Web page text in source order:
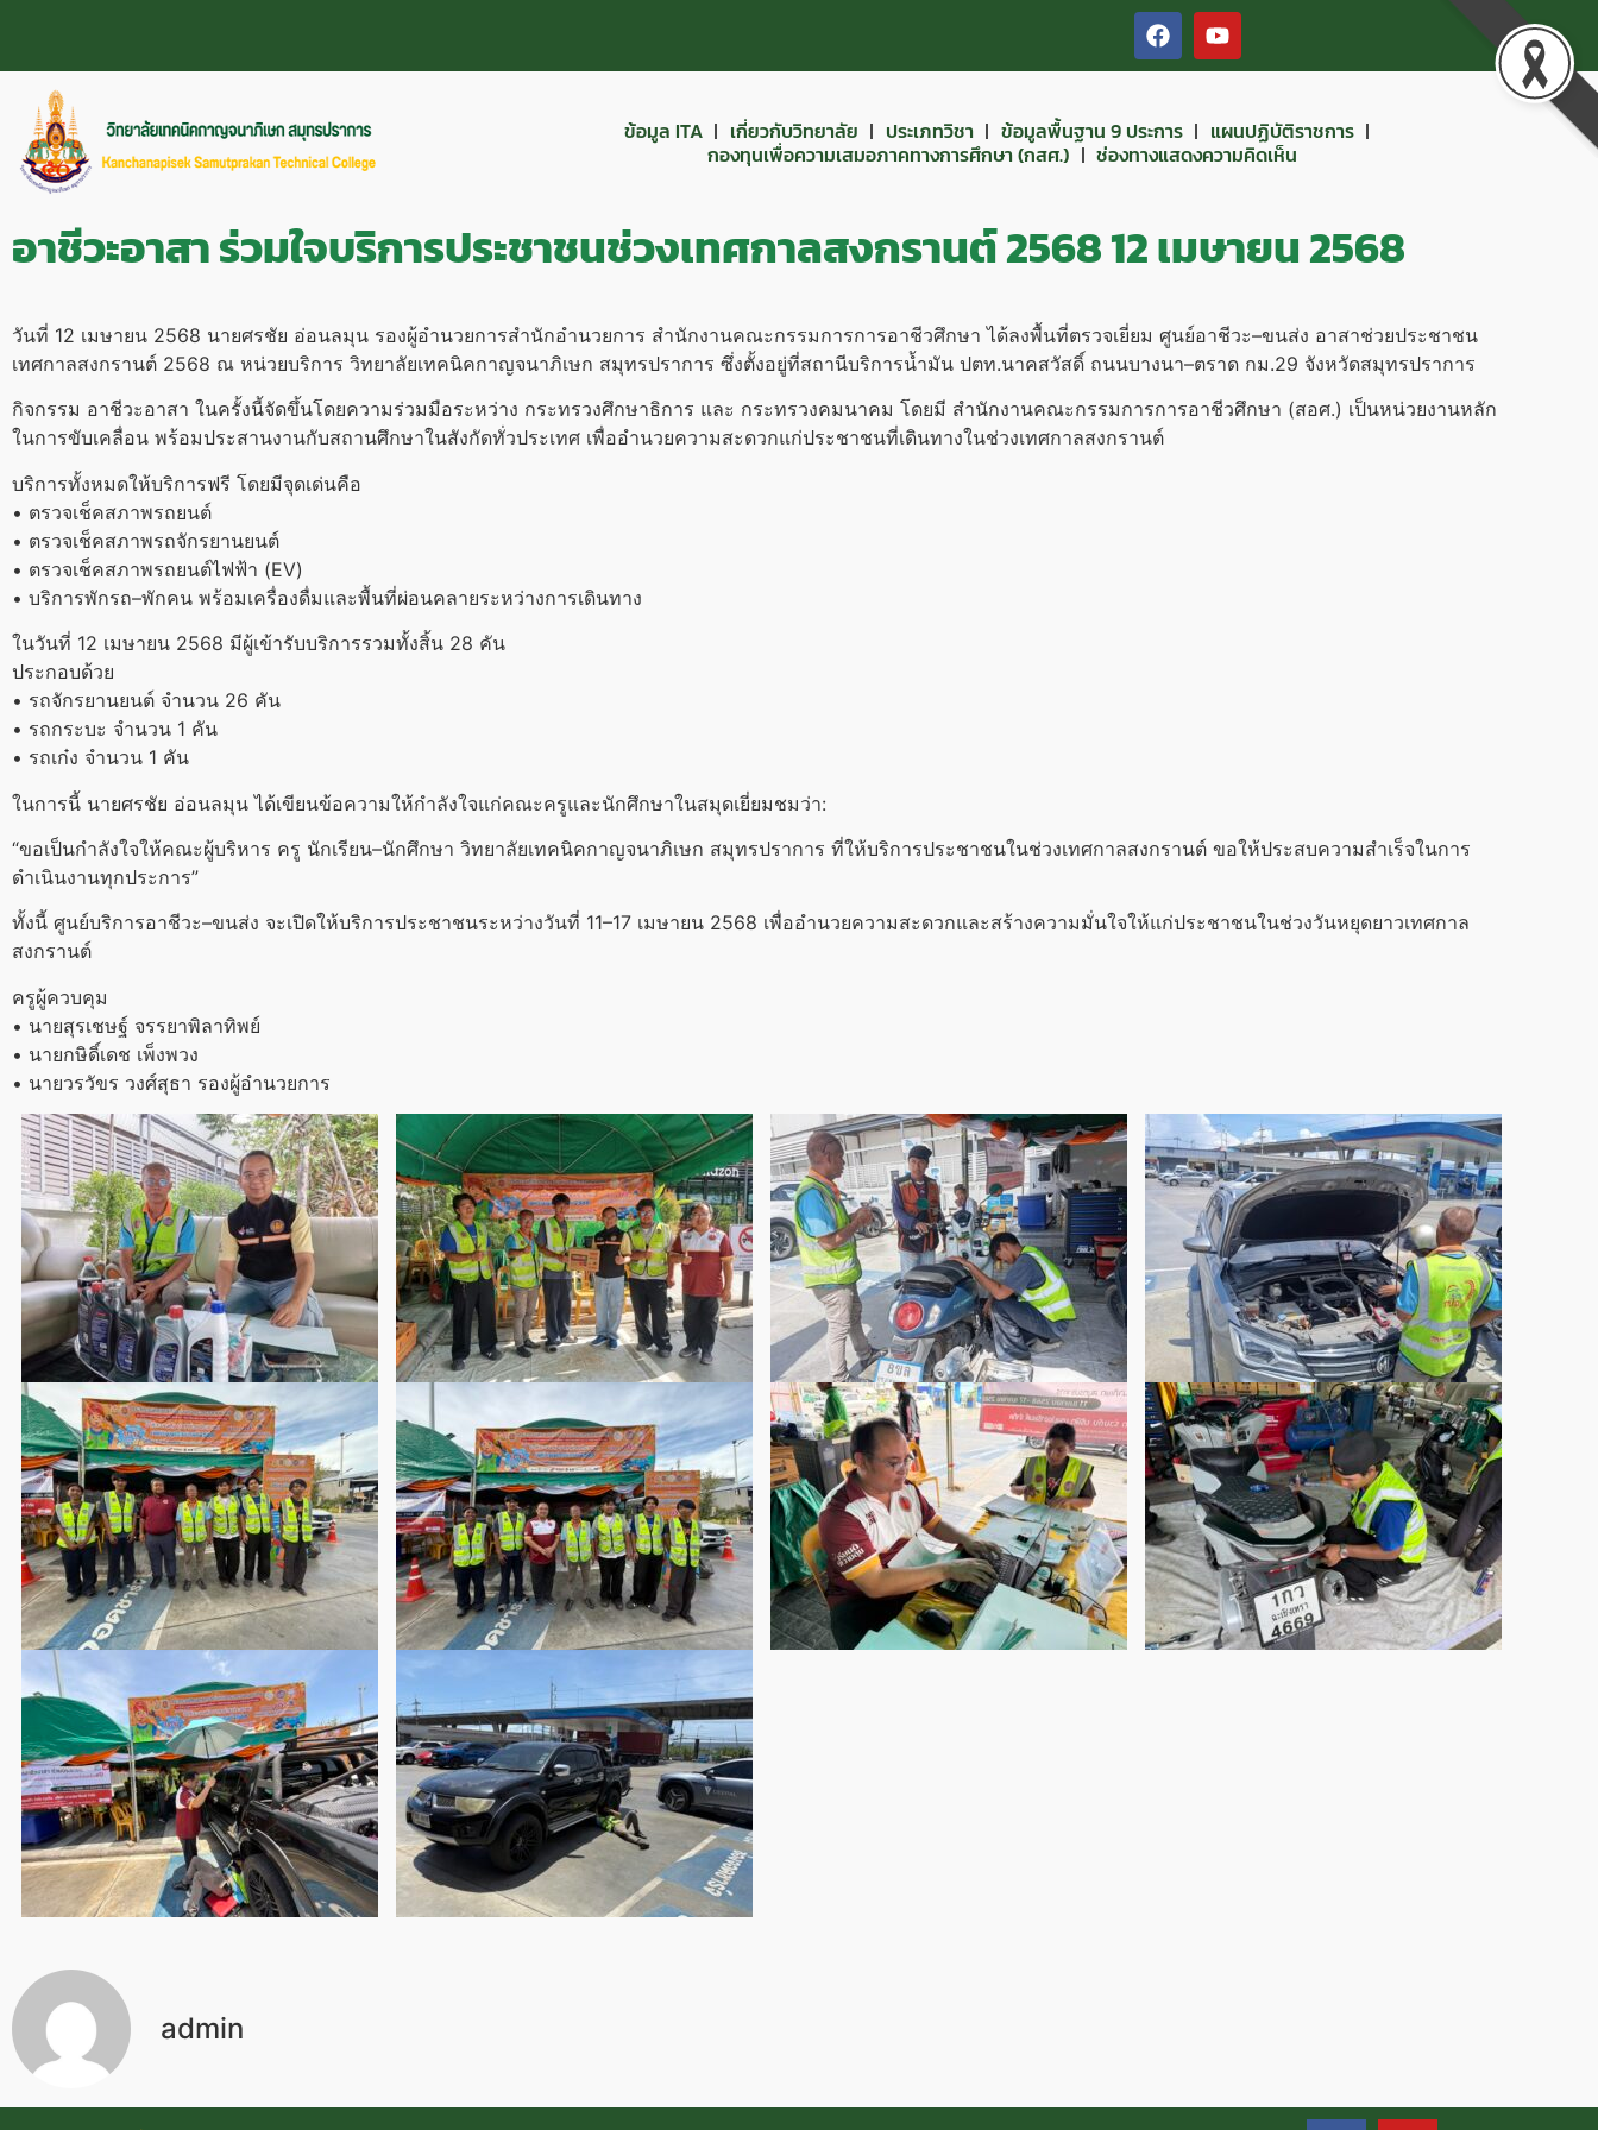
ข้อมูล ITA เกี่ยวกับวิทยาลัย ประเภทวิชา ข้อมูลพื้นฐาน 9 ประการ
แผนปฏิบัติราชการ
กองทุนเพื่อความเสมอภาคทางการศึกษา (กสศ.)
ช่องทางแสดงความคิดเห็น
อาชีวะอาสา ร่วมใจบริการประชาชนช่วงเทศกาลสงกรานต์ 2568 12 เมษายน 2568
วันที่ 12 เมษายน 2568 นายศรชัย อ่อนลมุน รองผู้อำนวยการสำนักอำนวยการ สำนักงานคณะกรรมการการอาชีวศึกษา ได้ลงพื้นที่ตรวจเยี่ยม ศูนย์อาชีวะ–ขนส่ง อาสาช่วยประชาชน
เทศกาลสงกรานต์ 2568 ณ หน่วยบริการ วิทยาลัยเทคนิคกาญจนาภิเษก สมุทรปราการ ซึ่งตั้งอยู่ที่สถานีบริการน้ำมัน ปตท.นาคสวัสดิ์ ถนนบางนา–ตราด กม.29 จังหวัดสมุทรปราการ
กิจกรรม อาชีวะอาสา ในครั้งนี้จัดขึ้นโดยความร่วมมือระหว่าง กระทรวงศึกษาธิการ และ กระทรวงคมนาคม โดยมี สำนักงานคณะกรรมการการอาชีวศึกษา (สอศ.) เป็นหน่วยงานหลัก
ในการขับเคลื่อน พร้อมประสานงานกับสถานศึกษาในสังกัดทั่วประเทศ เพื่ออำนวยความสะดวกแก่ประชาชนที่เดินทางในช่วงเทศกาลสงกรานต์
บริการทั้งหมดให้บริการฟรี โดยมีจุดเด่นคือ
• ตรวจเช็คสภาพรถยนต์
• ตรวจเช็คสภาพรถจักรยานยนต์
• ตรวจเช็คสภาพรถยนต์ไฟฟ้า (EV)
• บริการพักรถ–พักคน พร้อมเครื่องดื่มและพื้นที่ผ่อนคลายระหว่างการเดินทาง
ในวันที่ 12 เมษายน 2568 มีผู้เข้ารับบริการรวมทั้งสิ้น 28 คัน
ประกอบด้วย
• รถจักรยานยนต์ จำนวน 26 คัน
• รถกระบะ จำนวน 1 คัน
• รถเก๋ง จำนวน 1 คัน
ในการนี้ นายศรชัย อ่อนลมุน ได้เขียนข้อความให้กำลังใจแก่คณะครูและนักศึกษาในสมุดเยี่ยมชมว่า:
“ขอเป็นกำลังใจให้คณะผู้บริหาร ครู นักเรียน–นักศึกษา วิทยาลัยเทคนิคกาญจนาภิเษก สมุทรปราการ ที่ให้บริการประชาชนในช่วงเทศกาลสงกรานต์ ขอให้ประสบความสำเร็จในการ
ดำเนินงานทุกประการ”
ทั้งนี้ ศูนย์บริการอาชีวะ–ขนส่ง จะเปิดให้บริการประชาชนระหว่างวันที่ 11–17 เมษายน 2568 เพื่ออำนวยความสะดวกและสร้างความมั่นใจให้แก่ประชาชนในช่วงวันหยุดยาวเทศกาล
สงกรานต์
ครูผู้ควบคุม
• นายสุรเชษฐ์ จรรยาพิลาทิพย์
• นายกษิดิ์เดช เพ็งพวง
• นายวรวัขร วงศ์สุธา รองผู้อำนวยการ
admin